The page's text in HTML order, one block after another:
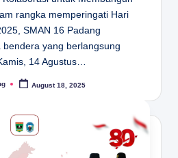
rangka memperingati Hari
SMAN 16 Padang
yang berlangsung
14 Agustus…
August 18, 2025